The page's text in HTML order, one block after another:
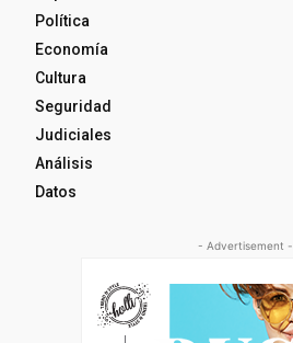
Política
Economía
Cultura
Seguridad
Judiciales
Análisis
Datos
- Advertisement -